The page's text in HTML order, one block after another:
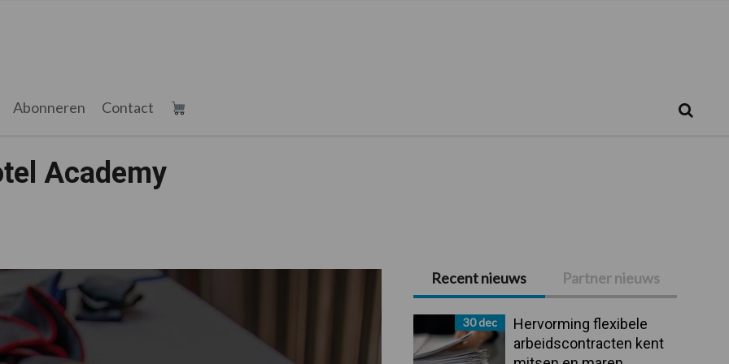
Abonneren Contact
Academy
Primaire
Sidebar
Recent nieuws Partner nieuws
30 dec
Hervorming flexibele
arbeidscontracten kent